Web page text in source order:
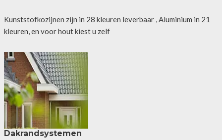
Kunststofkozijnen zijn in 28 kleuren leverbaar , Aluminium in 21
kleuren, en voor hout kiest u zelf
Dakrandsystemen